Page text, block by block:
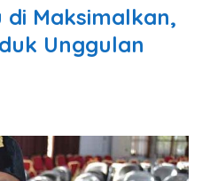
di Maksimalkan,
Unggulan